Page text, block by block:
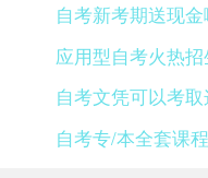
自考新考期送现
应用型自考火热招
自考文凭可以考取
自考专/本全套课